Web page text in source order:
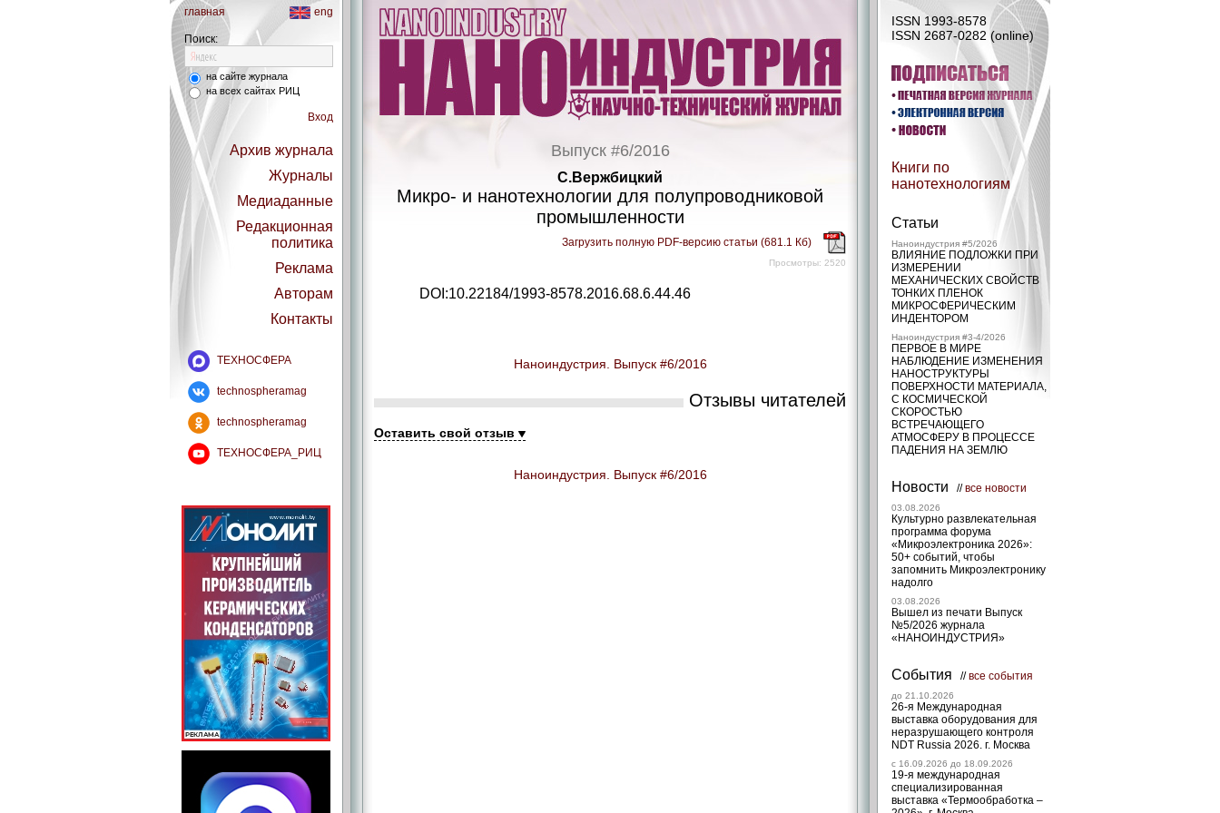
главная eng
Поиск:
на сайте журнала
на всех сайтах РИЦ
Вход
Архив журнала
Журналы
Медиаданные
Редакционная
политика
Реклама
Авторам
Контакты
ТЕХНОСФЕРА
technospheramag
technospheramag
ТЕХНОСФЕРА_РИЦ
ISSN 1993-8578
ISSN 2687-0282 (online)
Книги по
нанотехнологиям
Статьи
Наноиндустрия #5/2026
ВЛИЯНИЕ ПОДЛОЖКИ ПРИ
ИЗМЕРЕНИИ
МЕХАНИЧЕСКИХ СВОЙСТВ
ТОНКИХ ПЛЕНОК
МИКРОСФЕРИЧЕСКИМ
ИНДЕНТОРОМ
Наноиндустрия #3-4/2026
ПЕРВОЕ В МИРЕ
НАБЛЮДЕНИЕ ИЗМЕНЕНИЯ
НАНОСТРУКТУРЫ
ПОВЕРХНОСТИ МАТЕРИАЛА,
С КОСМИЧЕСКОЙ
СКОРОСТЬЮ
ВСТРЕЧАЮЩЕГО
АТМОСФЕРУ В ПРОЦЕССЕ
ПАДЕНИЯ НА ЗЕМЛЮ
Новости //все новости
03.08.2026
Культурно развлекательная
программа форума
«Микроэлектроника 2026»:
50+ событий, чтобы
запомнить Микроэлектронику
надолго
03.08.2026
Вышел из печати Выпуск
№5/2026 журнала
«НАНОИНДУСТРИЯ»
События //все события
до 21.10.2026
26-я Международная
выставка оборудования для
неразрушающего контроля
NDT Russia 2026. г. Москва
c 16.09.2026 до 18.09.2026
19-я международная
специализированная
выставка «Термообработка –
Выпуск #6/2016
С.Вержбицкий
Микро- и нанотехнологии для полупроводниковой
промышленности
Загрузить полную PDF-версию статьи (681.1 Кб)
Просмотры: 2520
DOI:10.22184/1993-8578.2016.68.6.44.46
Наноиндустрия. Выпуск #6/2016
Отзывы читателей
Оставить свой отзыв
Наноиндустрия. Выпуск #6/2016